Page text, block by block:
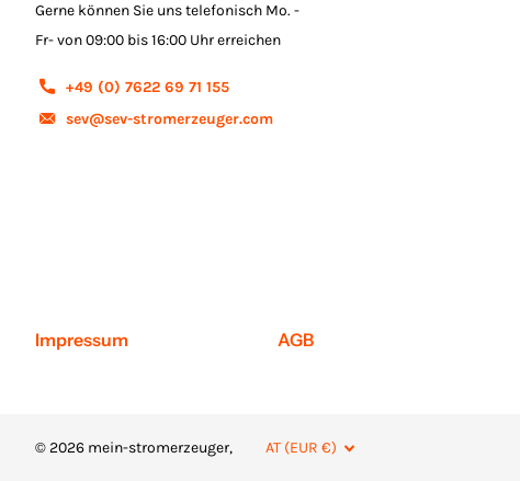
Gerne können Sie uns telefonisch Mo. -
Fr- von 09:00 bis 16:00 Uhr erreichen
+49 (0) 7622 69 71 155
sev@sev-stromerzeuger.com
Impressum AGB
©2026 mein-stromerzeuger, AT (EUR €)